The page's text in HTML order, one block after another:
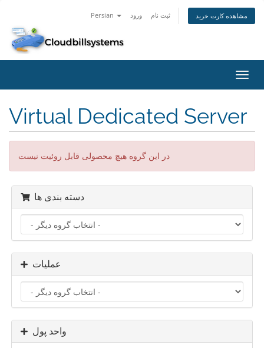
Persian ورود ثبت نام مشاهده کارت خرید
تغییر
Virtual Dedicated Server
در این گروه هیچ محصولی قابل روئیت نیست
دسته بندی ها
عملیات
واحد پول